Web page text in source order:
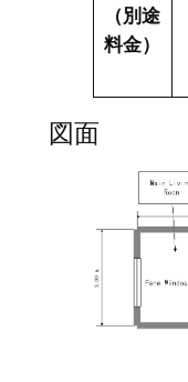
（別途
料金）
図面